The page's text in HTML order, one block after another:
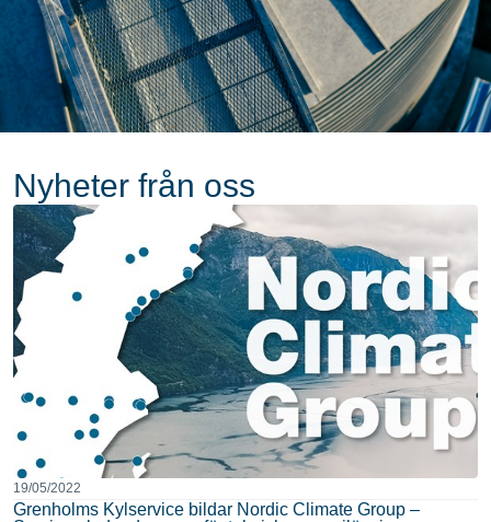
Nyheter från oss
19/05/2022
Grenholms Kylservice bildar Nordic Climate Group –